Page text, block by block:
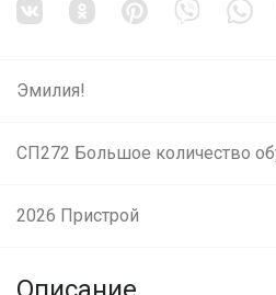
Эмилия!
2026 Пристрой